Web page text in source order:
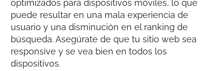
optimizados para dispositivos móviles, lo que
puede resultar en una mala experiencia de
usuario y una disminución en el ranking de
búsqueda. Asegúrate de que tu sitio web sea
responsive y se vea bien en todos los
dispositivos.